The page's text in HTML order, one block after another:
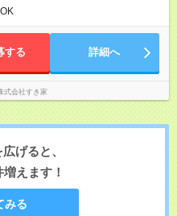
を行いますので、安心して働けま
する 詳細へ
式会社すき家
げると、
増えます！
みる